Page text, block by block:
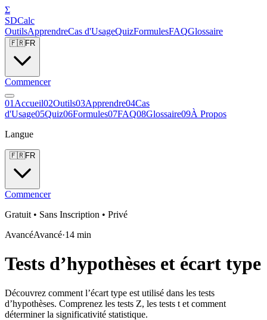
Σ
SDCalc
OutilsApprendreCas d'UsageQuizFormulesFAQGlossaire
🇫🇷FR
Commencer
01 Accueil02Outils03Apprendre04Cas
d'Usage05Quiz06Formules07FAQ08Glossaire09À Propos
Langue
🇫🇷FR
Commencer
Gratuit • Sans Inscription • Privé
AvancéAvancé·14 min
Tests d’hypothèses et écart type
Découvrez comment l’écart type est utilisé dans les tests
d’hypothèses. Comprenez les tests Z, les tests t et comment
déterminer la significativité statistique.